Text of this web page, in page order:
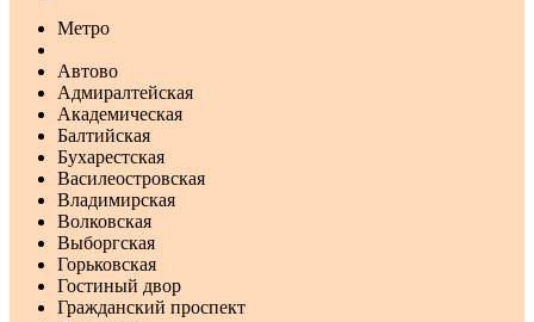
Метро
Автово
Адмиралтейская
Академическая
Балтийская
Бухарестская
Василеостровская
Владимирская
Волковская
Выборгская
Горьковская
Гостиный двор
Гражданский проспект